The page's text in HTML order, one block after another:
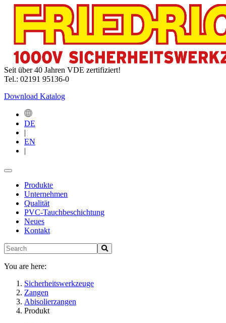
Seit über 40 Jahren VDE zertifiziert!
Tel.: 02191 95136-0
Download Katalog
DE
|
EN
|
Produkte
Unternehmen
Qualität
PVC-Tauchbeschichtung
Neues
Kontakt
You are here:
Sicherheitswerkzeuge
Zangen
Abisolierzangen
Produkt